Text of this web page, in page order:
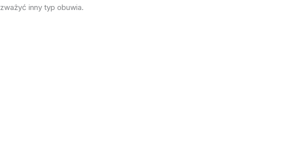
inny typ obuwia.